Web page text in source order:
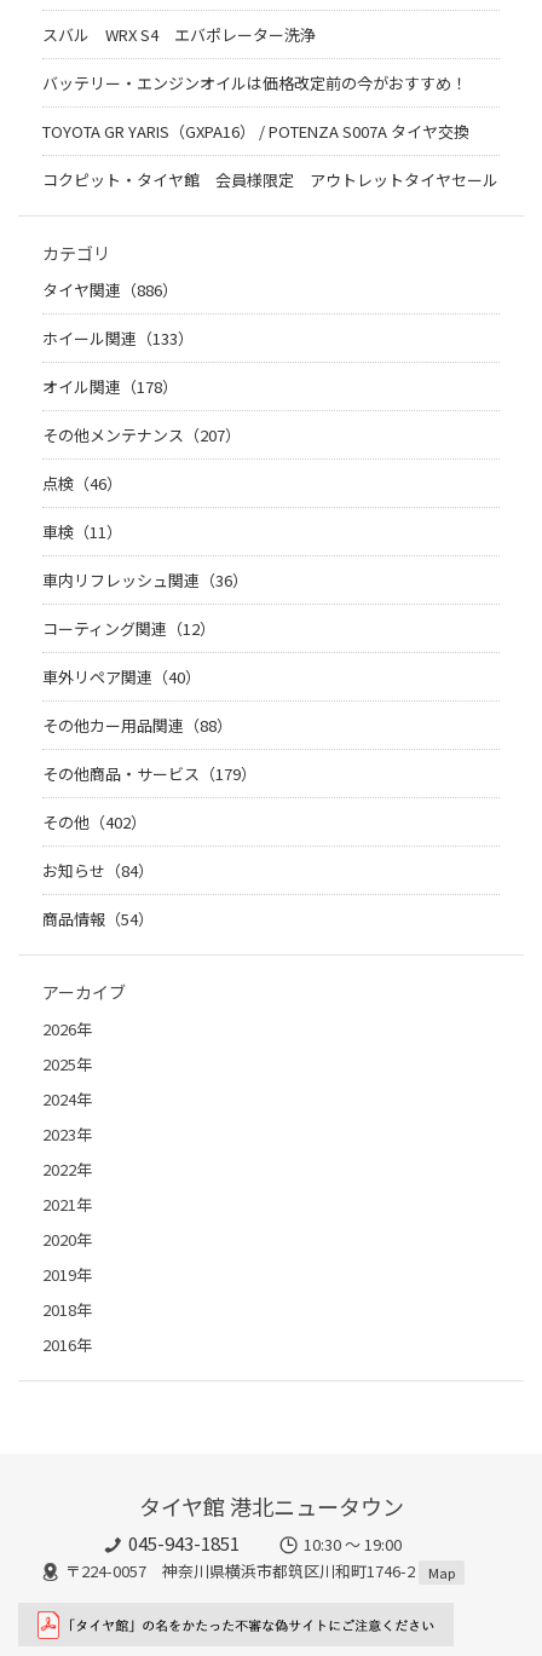
スバル WRX S4 エバポレーター洗浄
バッテリー・エンジンオイルは価格改定前の今がおすすめ！
TOYOTA GR YARIS（GXPA16） / POTENZA S007A タイヤ交換
コクピット・タイヤ館 会員様限定 アウトレットタイヤセール
カテゴリ
タイヤ関連（886）
ホイール関連（133）
オイル関連（178）
その他メンテナンス（207）
点検（46）
車検（11）
車内リフレッシュ関連（36）
コーティング関連（12）
車外リペア関連（40）
その他カー用品関連（88）
その他商品・サービス（179）
その他（402）
お知らせ（84）
商品情報（54）
アーカイブ
2026年
2025年
2024年
2023年
2022年
2021年
2020年
2019年
2018年
2016年
タイヤ館 港北ニュータウン
045-943-1851
10:30 ～ 19:00
〒224-0057 神奈川県横浜市都筑区川和町1746-2
Map